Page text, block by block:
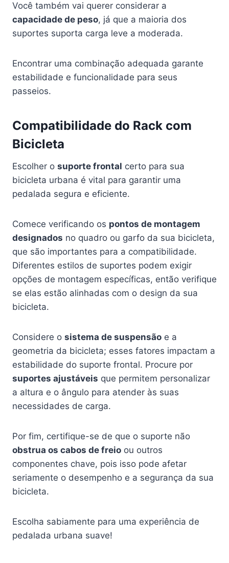
Você também vai querer considerar a
capacidade de peso, já que a maioria dos
suportes suporta carga leve a moderada.
Encontrar uma combinação adequada garante
estabilidade e funcionalidade para seus
passeios.
Compatibilidade do Rack com
Bicicleta
Escolher o suporte frontal certo para sua
bicicleta urbana é vital para garantir uma
pedalada segura e eficiente.
Comece verificando os pontos de montagem
designados no quadro ou garfo da sua bicicleta,
que são importantes para a compatibilidade.
Diferentes estilos de suportes podem exigir
opções de montagem específicas, então verifique
se elas estão alinhadas com o design da sua
bicicleta.
Considere o sistema de suspensão e a
geometria da bicicleta; esses fatores impactam a
estabilidade do suporte frontal. Procure por
suportes ajustáveis que permitem personalizar
a altura e o ângulo para atender às suas
necessidades de carga.
Por fim, certifique-se de que o suporte não
obstrua os cabos de freio ou outros
componentes chave, pois isso pode afetar
seriamente o desempenho e a segurança da sua
bicicleta.
Escolha sabiamente para uma experiência de
pedalada urbana suave!